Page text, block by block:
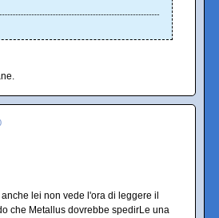
lei non vede l'ora di leggere il
che Metallus dovrebbe spedirLe una